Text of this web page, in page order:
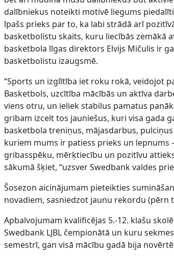
dalībniekus noteikti motivē liegums
īpašs prieks par to, ka labi strādā arī
basketbolistu skaits, kuru liecībās zemākā
basketbola līgas direktors Elvijs Mičulis ir
basketbolistu izaugsmē.
“Sports un izglītība iet roku rokā, veidojot
Basketbols, uzcītība mācībās un aktīva
viens otru, un ieliek stabilus pamatus
gribam izcelt tos jauniešus, kuri visa gada
basketbola treniņus, mājasdarbus,
kuriem mums ir patiess prieks un lepnums
gribasspēku, mērķtiecību un pozitīvu
sākumā šķiet, “uzsver Swedbank valdes
Šosezon aicinājumam pieteikties
novadiem, sasniedzot jaunu rekordu (pērn
Apbalvojumam kvalificējas 5.-12. klašu
Swedbank LJBL čempionātā un kuru
semestrī, gan visā mācību gadā bija